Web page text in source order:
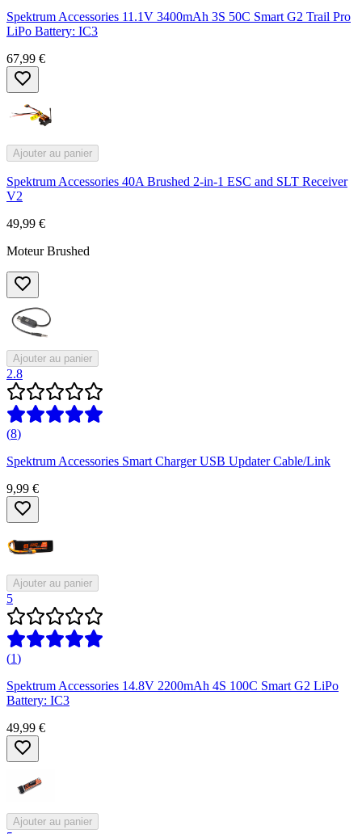
Spektrum Accessories 11.1V 3400mAh 3S 50C Smart G2 Trail Pro
LiPo Battery: IC3
67,99 €
Ajouter au panier
Spektrum Accessories 40A Brushed 2-in-1 ESC and SLT Receiver
V2
49,99 €
Moteur Brushed
Ajouter au panier
2.8
(8)
Spektrum Accessories Smart Charger USB Updater Cable/Link
9,99 €
Ajouter au panier
5
(1)
Spektrum Accessories 14.8V 2200mAh 4S 100C Smart G2 LiPo
Battery: IC3
49,99 €
Ajouter au panier